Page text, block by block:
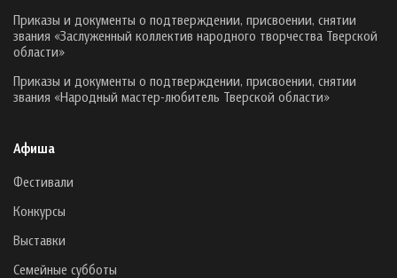
Приказы и документы о подтверждении, присвоении, снятии
звания «Заслуженный коллектив народного творчества Тверской
области»
Приказы и документы о подтверждении, присвоении, снятии
звания «Народный мастер-любитель Тверской области»
Афиша
Фестивали
Конкурсы
Выставки
Семейные субботы